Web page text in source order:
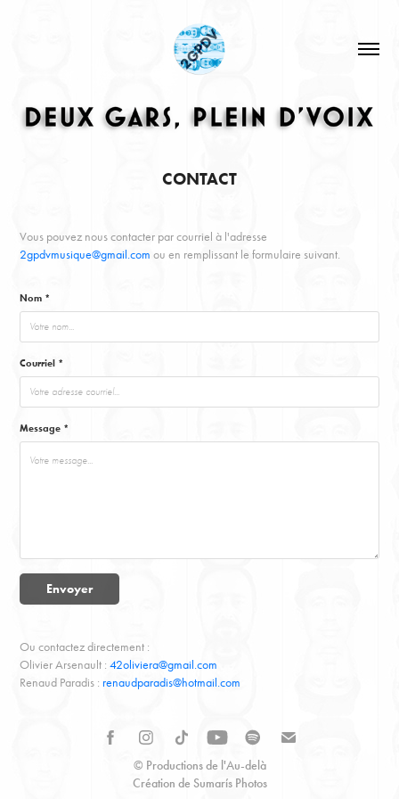
CONTACT
Vous pouvez nous contacter par courriel à l'adresse
2gpdvmusique@gmail.com ou en remplissant le formulaire suivant.
Nom *
Courriel *
Message *
Envoyer
Ou contactez directement :
Olivier Arsenault :42oliviera@gmail.com
Renaud Paradis : renaudparadis@hotmail.com
© Productions de l'Au-delà
Création de Sumarís Photos